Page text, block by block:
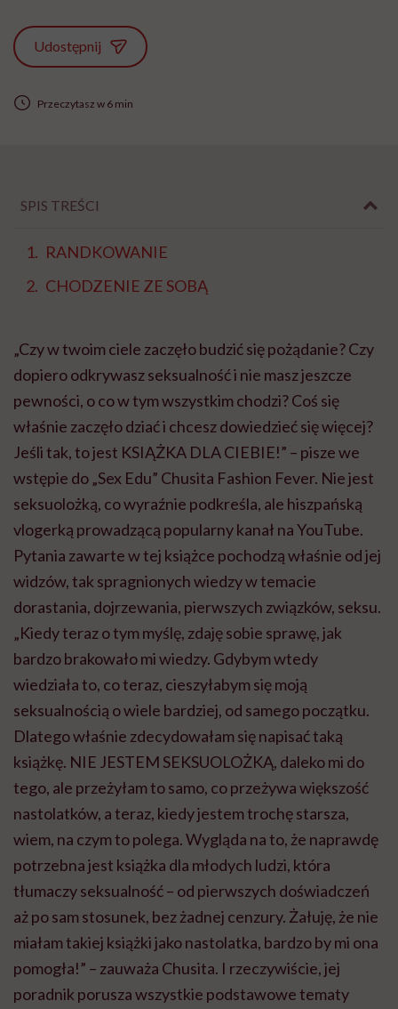
Udostępnij
Przeczytasz w 6 min
SPIS TREŚCI
RANDKOWANIE
CHODZENIE ZE SOBĄ
„Czy w twoim ciele zaczęło budzić się pożądanie? Czy
dopiero odkrywasz seksualność i nie masz jeszcze
pewności, o co w tym wszystkim chodzi? Coś się
właśnie zaczęło dziać i chcesz dowiedzieć się więcej?
Jeśli tak, to jest KSIĄŻKA DLA CIEBIE!” – pisze we
wstępie do „Sex Edu” Chusita Fashion Fever. Nie jest
seksuolożką, co wyraźnie podkreśla, ale hiszpańską
vlogerką prowadzącą popularny kanał na YouTube.
Pytania zawarte w tej książce pochodzą właśnie od jej
widzów, tak spragnionych wiedzy w temacie
dorastania, dojrzewania, pierwszych związków, seksu.
„Kiedy teraz o tym myślę, zdaję sobie sprawę, jak
bardzo brakowało mi wiedzy. Gdybym wtedy
wiedziała to, co teraz, cieszyłabym się moją
seksualnością o wiele bardziej, od samego początku.
Dlatego właśnie zdecydowałam się napisać taką
książkę. NIE JESTEM SEKSUOLOŻKĄ, daleko mi do
tego, ale przeżyłam to samo, co przeżywa większość
nastolatków, a teraz, kiedy jestem trochę starsza,
wiem, na czym to polega. Wygląda na to, że naprawdę
potrzebna jest książka dla młodych ludzi, która
tłumaczy seksualność – od pierwszych doświadczeń
aż po sam stosunek, bez żadnej cenzury. Żałuję, że nie
miałam takiej książki jako nastolatka, bardzo by mi ona
pomogła!” – zauważa Chusita. I rzeczywiście, jej
poradnik porusza wszystkie podstawowe tematy